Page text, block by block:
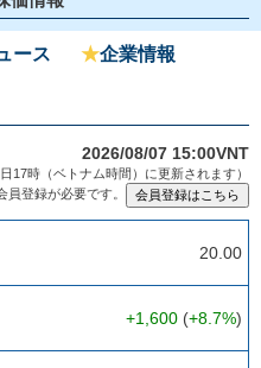
ース ★企業情報
2026/08/07 15:00VNT
日17時（ベトナム時間）に更新されます）
員登録が必要です。
20.00
+1,600 (+8.7%)